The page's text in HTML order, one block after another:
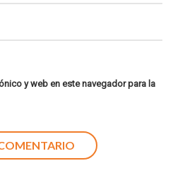
y web en este navegador para la